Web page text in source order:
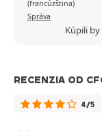
(francúzština)
Správa
Kúpili
RECENZIA OD
4/5